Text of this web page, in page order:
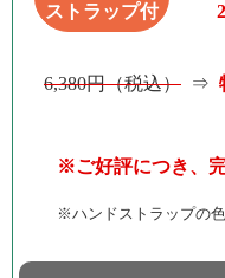
ストラップ付
6,380円（税込） ⇒
※ご好評につき、完
※ハンドストラップの